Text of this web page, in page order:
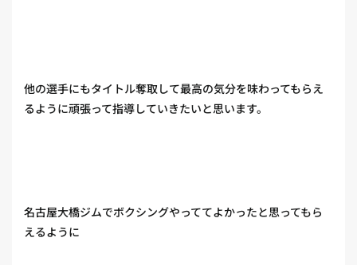
他の選手にもタイトル奪取して最高の気分を味わってもらえ
るように頑張って指導していきたいと思います。
名古屋大橋ジムでボクシングやっててよかったと思ってもら
えるように